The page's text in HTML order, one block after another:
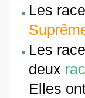
Les
Les
deux
Elles